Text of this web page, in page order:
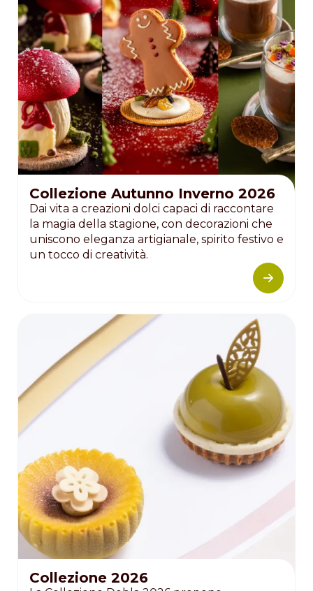
Collezione Autunno Inverno 2026
Dai vita a creazioni dolci capaci di raccontare
la magia della stagione, con decorazioni che
uniscono eleganza artigianale, spirito festivo e
un tocco di creatività.
Collezione 2026